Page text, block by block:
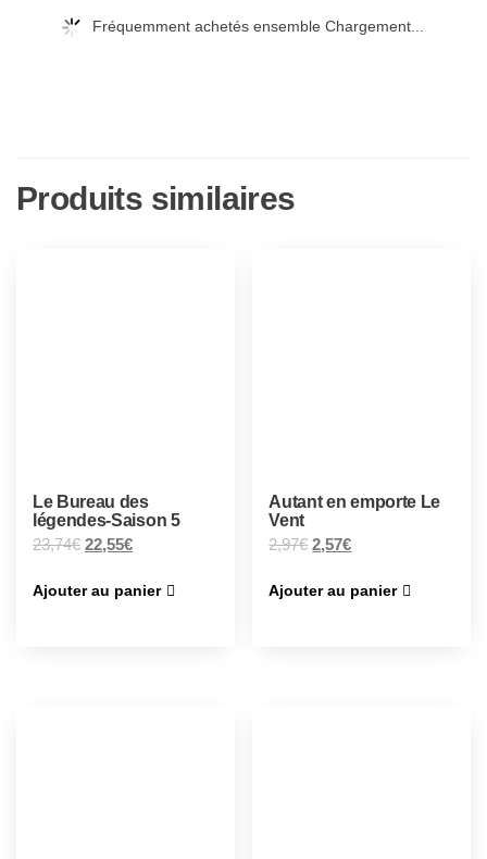
Fréquemment achetés ensemble Chargement...
Produits similaires
Le Bureau des
légendes-Saison 5
23,74€ 22,55€
Ajouter au panier
Autant en emporte Le
Vent
2,97€ 2,57€
Ajouter au panier